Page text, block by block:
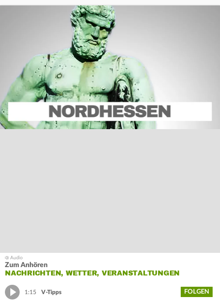
Zum Anhören
NACHRICHTEN, WETTER, VERANSTALTUNGEN
1:15 V-Tipps FOLGEN